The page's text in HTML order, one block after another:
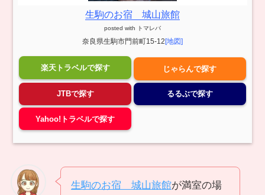
生駒のお宿 城山旅館
posted with トマレバ
奈良県生駒市門前町15-12 [地図]
楽天トラベルで探す じゃらんで探す
JTBで探す るるぶで探す
Yahoo!トラベルで探す
生駒のお宿 城山旅館が満室の場